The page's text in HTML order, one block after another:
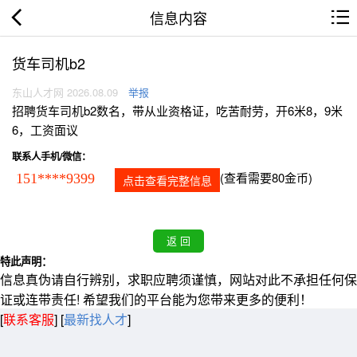
信息内容
货车司机b2
东山人才网 2026.08.09 举报
招聘货车司机b2数名，带从业资格证，吃苦耐劳，开6米8，9米
6，工资面议
联系人手机/微信：
151****9399 点击查看完整信息 (查看需要80金币)
特此声明：
信息真伪请自行辨别，求职应聘须谨慎，网站对此不承担任何保
证或连带责任! 希望我们的平台能为您带来更多的便利！
[联系客服] [最新找人才]